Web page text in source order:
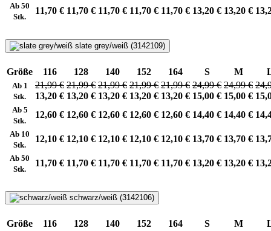
Ab 50
Stk.
11,70 € 11,70 € 11,70 € 11,70 € 11,70 € 13,20 € 13,20 €
slate grey/weiß (3142109)
Größe 116 128 140 152 164 S M
Ab 1
Stk.
21,99 €
13,20 €
21,99 €
13,20 €
21,99 €
13,20 €
21,99 €
13,20 €
21,99 €
13,20 €
24,99 €
15,00 €
24,99 €
15,00 €
Ab 5
Stk.
12,60 € 12,60 € 12,60 € 12,60 € 12,60 € 14,40 € 14,40 €
Ab 10
Stk.
12,10 € 12,10 € 12,10 € 12,10 € 12,10 € 13,70 € 13,70 €
Ab 50
Stk.
11,70 € 11,70 € 11,70 € 11,70 € 11,70 € 13,20 € 13,20 €
schwarz/weiß (3142106)
Größe 116 128 140 152 164 S M